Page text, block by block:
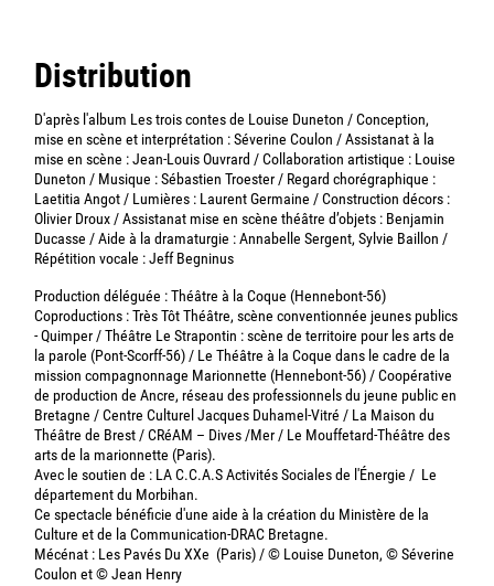
Distribution
D'après l'album Les trois contes de Louise Duneton / Conception,
mise en scène et interprétation : Séverine Coulon / Assistanat à la
mise en scène : Jean-Louis Ouvrard / Collaboration artistique : Louise
Duneton / Musique : Sébastien Troester / Regard chorégraphique :
Laetitia Angot / Lumières : Laurent Germaine / Construction décors :
Olivier Droux / Assistanat mise en scène théâtre d’objets : Benjamin
Ducasse / Aide à la dramaturgie : Annabelle Sergent, Sylvie Baillon /
Répétition vocale : Jeff Begninus
Production déléguée : Théâtre à la Coque (Hennebont-56)
Coproductions : Très Tôt Théâtre, scène conventionnée jeunes publics
- Quimper / Théâtre Le Strapontin : scène de territoire pour les arts de
la parole (Pont-Scorff-56) / Le Théâtre à la Coque dans le cadre de la
mission compagnonnage Marionnette (Hennebont-56) / Coopérative
de production de Ancre, réseau des professionnels du jeune public en
Bretagne / Centre Culturel Jacques Duhamel-Vitré / La Maison du
Théâtre de Brest / CRéAM – Dives /Mer / Le Mouffetard-Théâtre des
arts de la marionnette (Paris).
Avec le soutien de : LA C.C.A.S Activités Sociales de l'Énergie / Le
département du Morbihan.
Ce spectacle bénéficie d'une aide à la création du Ministère de la
Culture et de la Communication-DRAC Bretagne.
Mécénat : Les Pavés Du XXe (Paris) / © Louise Duneton, © Séverine
Coulon et © Jean Henry